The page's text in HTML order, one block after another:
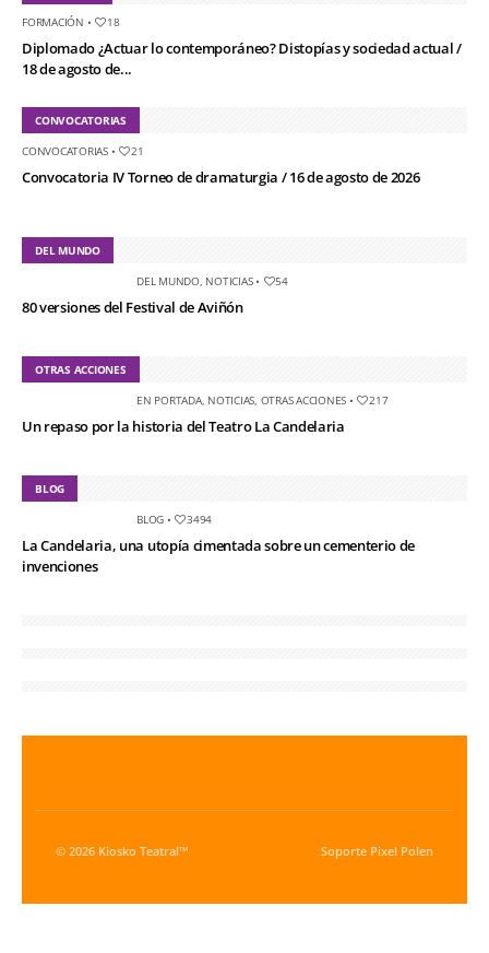
FORMACIÓN • 18
Diplomado ¿Actuar lo contemporáneo? Distopías y sociedad actual /
18 de agosto de...
CONVOCATORIAS
CONVOCATORIAS• 21
Convocatoria IV Torneo de dramaturgia / 16 de agosto de 2026
DEL MUNDO
DEL MUNDO, NOTICIAS• 54
80 versiones del Festival de Aviñón
OTRAS ACCIONES
EN PORTADA, NOTICIAS OTRAS ACCIONES • 217
Un repaso por la historia del Teatro La Candelaria
BLOG
BLOG • 3494
La Candelaria, una utopía cimentada sobre un cementerio de
invenciones
© 2026 Kiosko Teatral™ Soporte Pixel Polen